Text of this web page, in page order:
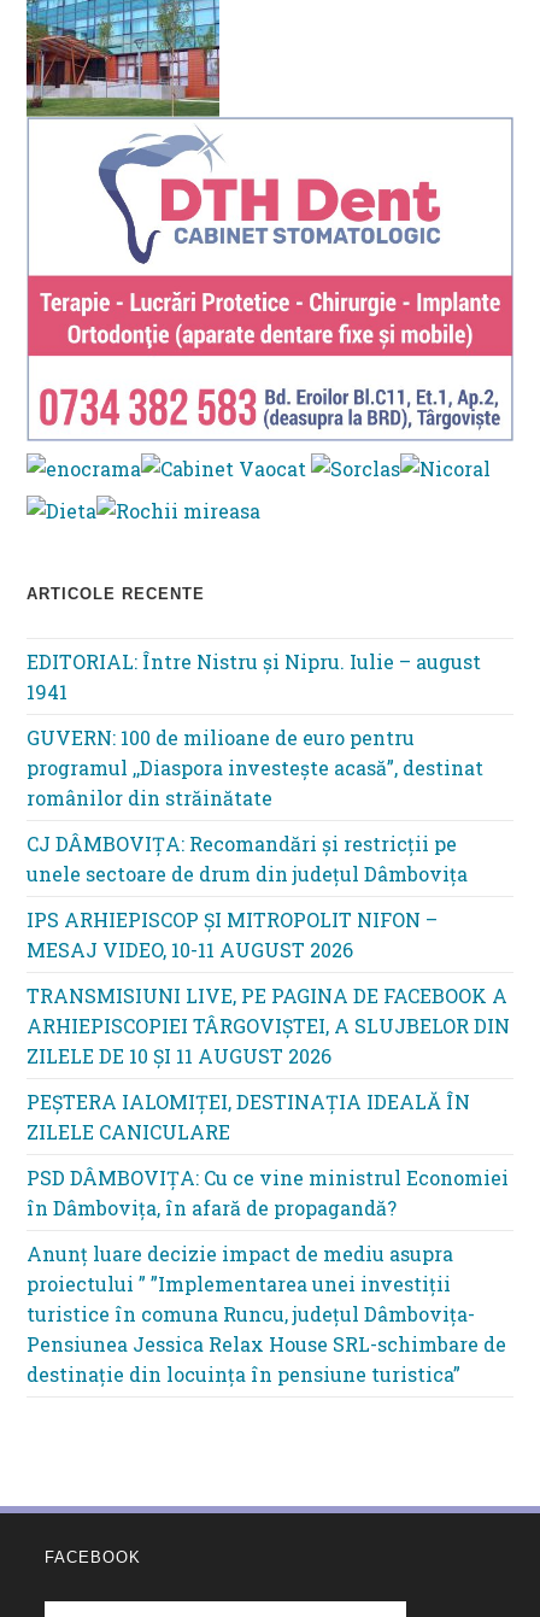
ARTICOLE RECENTE
EDITORIAL: Între Nistru şi Nipru. Iulie – august
1941
GUVERN: 100 de milioane de euro pentru
programul ,,Diaspora investește acasă”, destinat
românilor din străinătate
CJ DÂMBOVIȚA: Recomandări și restricții pe
unele sectoare de drum din județul Dâmbovița
IPS ARHIEPISCOP ȘI MITROPOLIT NIFON –
MESAJ VIDEO, 10-11 AUGUST 2026
TRANSMISIUNI LIVE, PE PAGINA DE FACEBOOK A
ARHIEPISCOPIEI TÂRGOVIȘTEI, A SLUJBELOR DIN
ZILELE DE 10 ȘI 11 AUGUST 2026
PEȘTERA IALOMIȚEI, DESTINAȚIA IDEALĂ ÎN
ZILELE CANICULARE
PSD DÂMBOVIȚA: Cu ce vine ministrul Economiei
în Dâmbovița, în afară de propagandă?
Anunț luare decizie impact de mediu asupra
proiectului ” ”Implementarea unei investiții
turistice în comuna Runcu, județul Dâmbovița-
Pensiunea Jessica Relax House SRL-schimbare de
destinație din locuința în pensiune turistica”
FACEBOOK